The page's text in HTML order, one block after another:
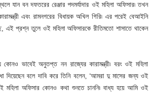
যান বন দফতরের রেঞ্জার পদমর্যাদার ওই মহিলা অফিসার৷ তখন
এবং রামনগরের বিধায়ক অখিল গিরি৷ এর পরেই বেআইনি
এই প্রশ্ন তুলে ওই মহিলা অফিসারকে রীতিমতো শাসাতে থাকেন
ভাবেই অনুতপ্ত নন রাজ্যের কারামন্ত্রী৷ বরং ওই মহিলা
দিয়েছেন বলে দাবি করে তিনি বলেন, ‘আমরা দু মাসের জন্য ওই
মহিলা অফিসার কোনও কথা শুনতে চাননি৷ বাধ্য হয়ে আমি ওই